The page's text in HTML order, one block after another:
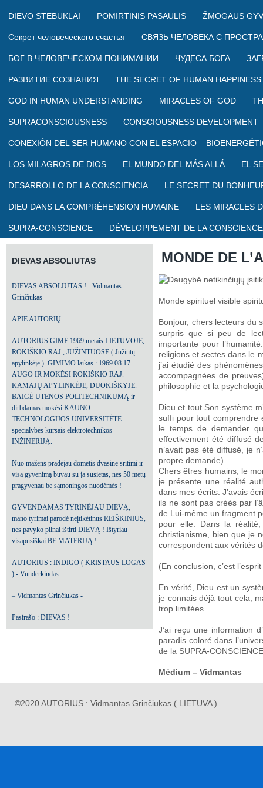
DIEVO STEBUKLAI POMIRTINIS PASAULIS ŽMOGAUS
Секрет человеческого счастья СВЯЗЬ ЧЕЛОВЕКА С
БОГ В ЧЕЛОВЕЧЕСКОМ ПОНИМАНИИ ЧУДЕСА БОГА
РАЗВИТИЕ СОЗНАНИЯ THE SECRET OF HUMAN HAPPINESS
GOD IN HUMAN UNDERSTANDING MIRACLES OF GOD
SUPRACONSCIOUSNESS CONSCIOUSNESS DEVELOPMENT
CONEXIÓN DEL SER HUMANO CON EL ESPACIO –
LOS MILAGROS DE DIOS EL MUNDO DEL MÁS ALLÁ EL
DESARROLLO DE LA CONSCIENCIA LE SECRET DU
DIEU DANS LA COMPRÉHENSION HUMAINE LES MIRACLES
SUPRA-CONSCIENCE DÉVELOPPEMENT DE LA CONSCIENCE
MONDE DE
Monde spirituel visible
Bonjour, chers lecteurs du
surpris que si peu de
importante pour
religions et sectes dans le
j’ai étudié des
accompagnées de
philosophie et la
Dieu et tout Son système
suffi pour tout comprendre
le temps de demander
effectivement été diffusé
n’avait pas été diffusé, je
propre demande).
Chers êtres humains, le
je présente une réalité
dans mes écrits. J’avais
ils ne sont pas créés par
de Lui-même un fragment
pour elle. Dans la
christianisme, bien que je
correspondent aux vérités
(En conclusion, c’est
En vérité, Dieu est un
je connais déjà tout cela,
trop limitées.
J’ai reçu une information
paradis coloré dans
de la SUPRA-
Médium – Vidmantas
DIEVAS ABSOLIUTAS
DIEVAS ABSOLIUTAS ! - Vidmantas
Grinčiukas
APIE AUTORIŲ :
AUTORIUS GIMĖ 1969 metais LIETUVOJE,
ROKIŠKIO RAJ., JŪŽINTUOSE ( Jūžintų
apylinkėje ). GIMIMO laikas : 1969.08.17.
AUGO IR MOKĖSI ROKIŠKIO RAJ.
KAMAJŲ APYLINKĖJE, DUOKIŠKYJE.
BAIGĖ UTENOS POLITECHNIKUMĄ ir
dirbdamas mokėsi KAUNO
TECHNOLOGIJOS UNIVERSITĖTE
specialybės kursais elektrotechnikos
INŽINERIJĄ.
Nuo mažens pradėjau domėtis dvasine sritimi ir
visą gyvenimą buvau su ja susietas, nes 50 metų
pragyvenau be sąmoningos nuodėmės !
GYVENDAMAS TYRINĖJAU DIEVĄ,
mano tyrimai parodė neįtikėtinus REIŠKINIUS,
nes pavyko pilnai ištirti DIEVĄ ! Ištyriau
visapusiškai BE MATERIJĄ !
AUTORIUS : INDIGO ( KRISTAUS LOGAS
) - Vunderkindas.
– Vidmantas Grinčiukas -
Pasirašo : DIEVAS !
©2020 AUTORIUS : Vidmantas Grinčiukas ( LIETUVA ).